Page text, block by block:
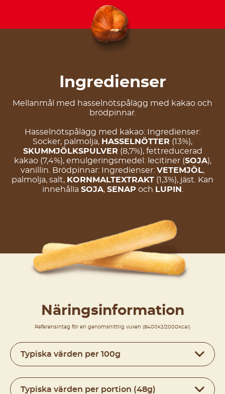
Ingredienser
Mellanmål med hasselnötspålägg med kakao och
brödpinnar.
Hasselnötspålägg med kakao: Ingredienser:
Socker, palmolja, HASSELNÖTTER (13%),
SKUMMJÖLKSPULVER (8,7%), fettreducerad
kakao (7,4%), emulgeringsmedel: lecitiner (SOJA),
vanillin. Brödpinnar: Ingredienser: VETEMJÖL,
palmolja, salt, KORNMALTEXTRAKT (1,3%), jäst. Kan
innehålla SOJA, SENAP och LUPIN .
Näringsinformation
Referensintag för en genomsnittlig vuxen (8400kJ/2000kcal)
Typiska värden per 100g
Typiska värden per portion (48g)